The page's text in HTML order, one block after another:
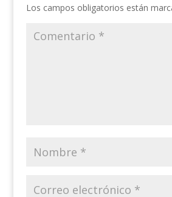
Los campos obligatorios están